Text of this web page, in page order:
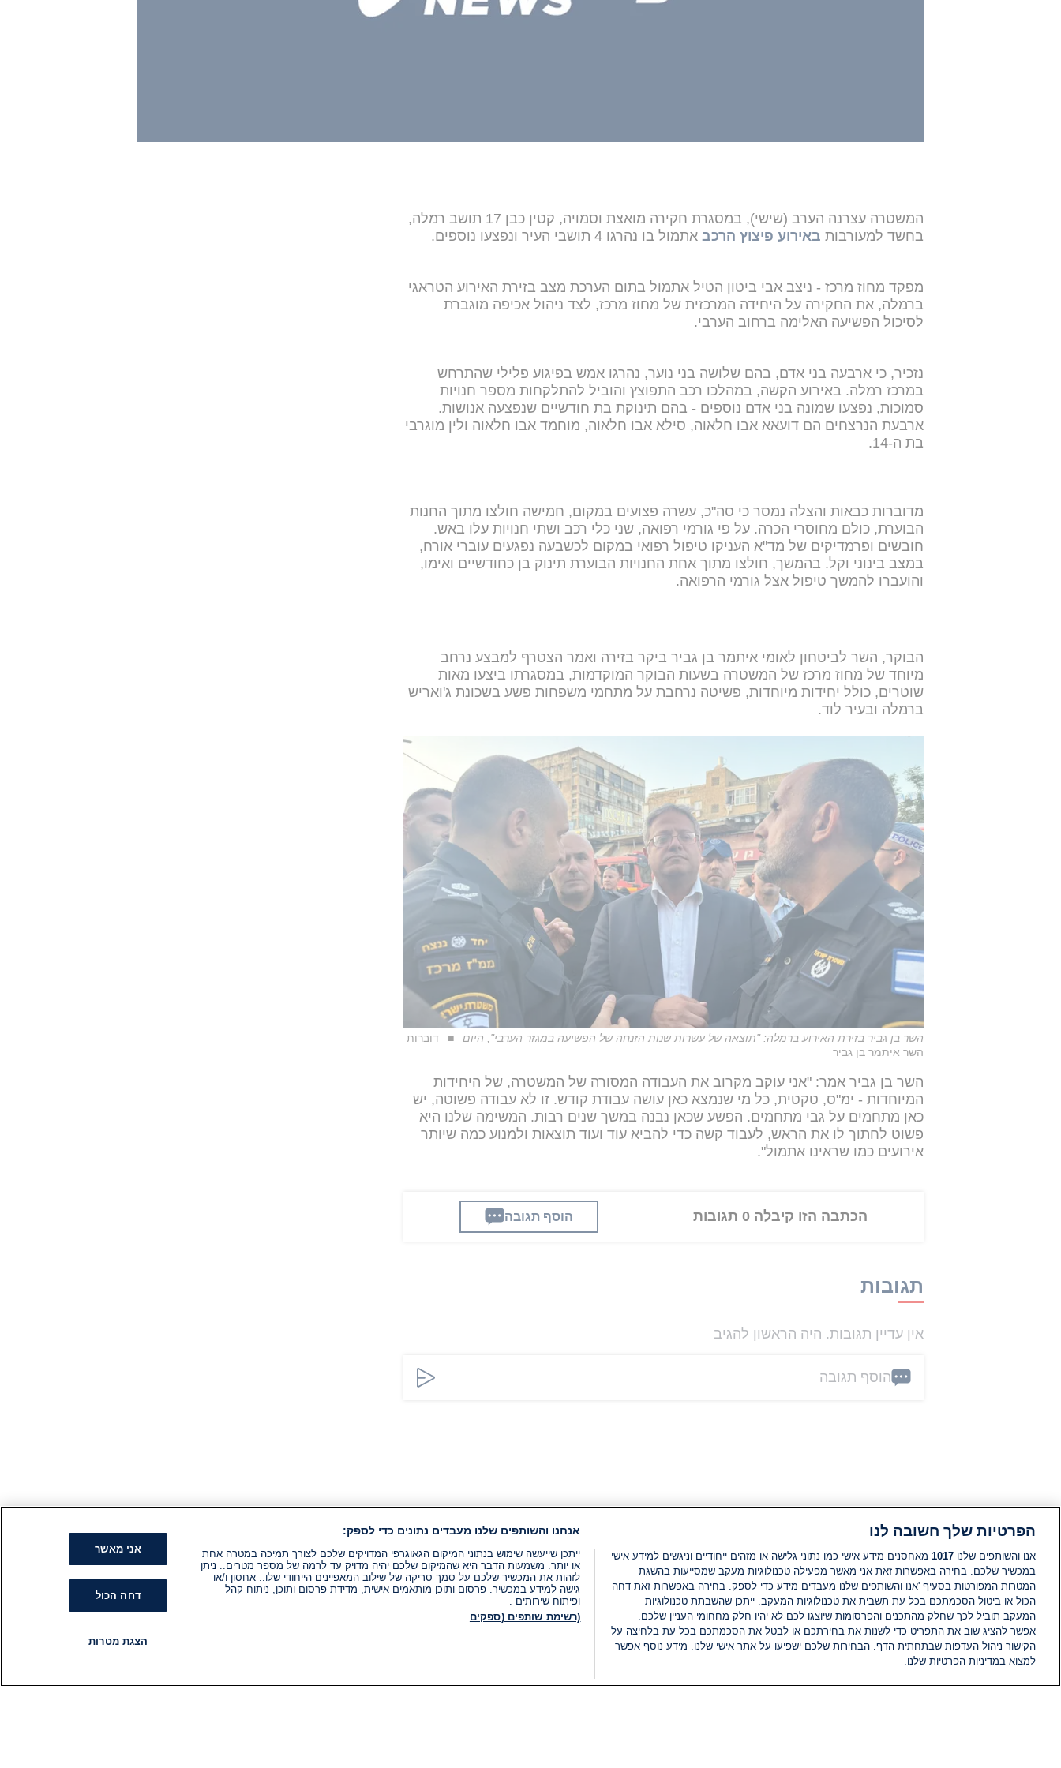
המשטרה עצרנה הערב (שישי), במסגרת חקירה מואצת וסמויה, קטין כבן 17 תושב רמלה,
בחשד למעורבות באירוע פיצוץ הרכב אתמול בו נהרגו 4 תושבי העיר ונפצעו נוספים.
מפקד מחוז מרכז - ניצב אבי ביטון הטיל אתמול בתום הערכת מצב בזירת האירוע הטראגי
ברמלה, את החקירה על היחידה המרכזית של מחוז מרכז, לצד ניהול אכיפה מוגברת
לסיכול הפשיעה האלימה ברחוב הערבי.
נזכיר, כי ארבעה בני אדם, בהם שלושה בני נוער, נהרגו אמש בפיגוע פלילי שהתרחש
במרכז רמלה. באירוע הקשה, במהלכו רכב התפוצץ והוביל להתלקחות מספר חנויות
סמוכות, נפצעו שמונה בני אדם נוספים - בהם תינוקת בת חודשיים שנפצעה אנושות.
ארבעת הנרצחים הם דועאא אבו חלאוה, סילא אבו חלאוה, מוחמד אבו חלאוה ולין מוגרבי
בת ה-14.
מדוברות כבאות והצלה נמסר כי סה"כ, עשרה פצועים במקום, חמישה חולצו מתוך החנות
הבוערת, כולם מחוסרי הכרה. על פי גורמי רפואה, שני כלי רכב ושתי חנויות עלו באש.
חובשים ופרמדיקים של מד"א העניקו טיפול רפואי במקום לכשבעה נפגעים עוברי אורח,
במצב בינוני וקל. בהמשך, חולצו מתוך אחת החנויות הבוערת תינוק בן כחודשיים ואימו,
והועברו להמשך טיפול אצל גורמי הרפואה.
הבוקר, השר לביטחון לאומי איתמר בן גביר ביקר בזירה ואמר הצטרף למבצע נרחב
מיוחד של מחוז מרכז של המשטרה בשעות הבוקר המוקדמות, במסגרתו ביצעו מאות
שוטרים, כולל יחידות מיוחדות, פשיטה נרחבת על מתחמי משפחות פשע בשכונת ג'ואריש
ברמלה ובעיר לוד.
השר בן גביר בזירת האירוע ברמלה: "תוצאה של עשרות שנות הזנחה של הפשיעה במגזר הערבי", היום
דוברות
השר איתמר בן גביר
השר בן גביר אמר: "אני עוקב מקרוב את העבודה המסורה של המשטרה, של היחידות
המיוחדות - ימ"ס, טקטית, כל מי שנמצא כאן עושה עבודת קודש. זו לא עבודה פשוטה, יש
כאן מתחמים על גבי מתחמים. הפשע שכאן נבנה במשך שנים רבות. המשימה שלנו היא
פשוט לחתוך לו את הראש, לעבוד קשה כדי להביא עוד ועוד תוצאות ולמנוע כמה שיותר
אירועים כמו שראינו אתמול".
הכתבה הזו קיבלה 0 תגובות הוסף תגובה
תגובות
אין עדיין תגובות. היה הראשון להגיב
הוסף תגובה
הפרטיות שלך חשובה לנו
אנו והשותפים שלנו 1017 מאחסנים מידע אישי כמו נתוני גלישה או מזהים ייחודיים וניגשים למידע אישי
במכשיר שלכם. בחירה באפשרות זאת אני מאשר מפעילה טכנולוגיות מעקב שמסייעות בהשגת
המטרות המפורטות בסעיף 'אנו והשותפים שלנו מעבדים מידע כדי לספק. בחירה באפשרות זאת דחה
הכול או ביטול הסכמתכם בכל עת תשבית את טכנולוגיות המעקב. ייתכן שהשבתת טכנולוגיות
המעקב תוביל לכך שחלק מהתכנים והפרסומות שיוצגו לכם לא יהיו חלק מחחומי העניין שלכם.
אפשר להציג שוב את התפריט כדי לשנות את בחירתכם או לבטל את הסכמתכם בכל עת בלחיצה על
הקישור ניהול העדפות שבתחתית הדף. הבחירות שלכם ישפיעו על אתר אישי שלנו. מידע נוסף אפשר
למצוא במדיניות הפרטיות שלנו.
אנחנו והשותפים שלנו מעבדים נתונים כדי לספק:
ייתכן שייעשה שימוש בנתוני המיקום הגאוגרפי המדויקים שלכם לצורך תמיכה במטרה אחת
או יותר. משמעות הדבר היא שהמיקום שלכם יהיה מדויק עד לרמה של מספר מטרים.. ניתן
לזהות את המכשיר שלכם על סמך סריקה של שילוב המאפיינים הייחודי שלו.. אחסון ו/או
גישה למידע במכשיר. פרסום ותוכן מותאמים אישית, מדידת פרסום ותוכן, ניתוח קהל
ופיתוח שירותים .
(רשימת שותפים (ספקים
אני מאשר
דחה הכול
הצגת מטרות